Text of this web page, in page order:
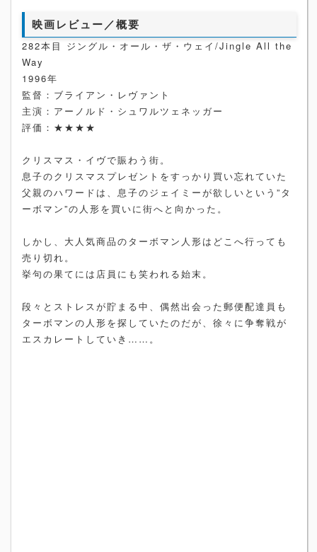
映画レビュー／概要
282本目 ジングル・オール・ザ・ウェイ/Jingle All the
Way
1996年
監督：ブライアン・レヴァント
主演：アーノルド・シュワルツェネッガー
評価：★★★★
クリスマス・イヴで賑わう街。
息子のクリスマスプレゼントをすっかり買い忘れていた
父親のハワードは、息子のジェイミーが欲しいという”タ
ーボマン”の人形を買いに街へと向かった。
しかし、大人気商品のターボマン人形はどこへ行っても
売り切れ。
挙句の果てには店員にも笑われる始末。
段々とストレスが貯まる中、偶然出会った郵便配達員も
ターボマンの人形を探していたのだが、徐々に争奪戦が
エスカレートしていき……。